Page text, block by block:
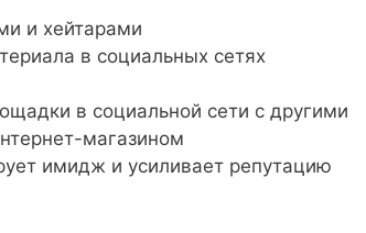
и хейтарами
в социальных сетях
в социальной сети с другими
магазином
имидж и усиливает репутацию